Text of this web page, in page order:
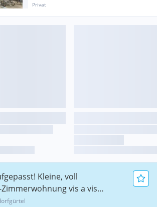
Privat
Kleine, voll
vis a vis